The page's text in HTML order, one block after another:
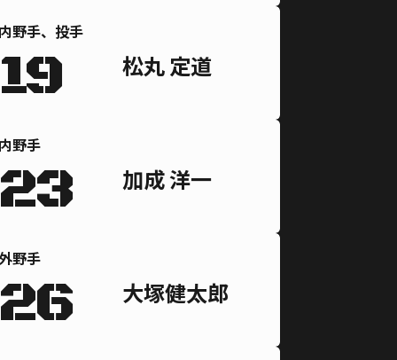
野手、投手
松丸 定道
野手
加成 洋一
野手
大塚健太郎